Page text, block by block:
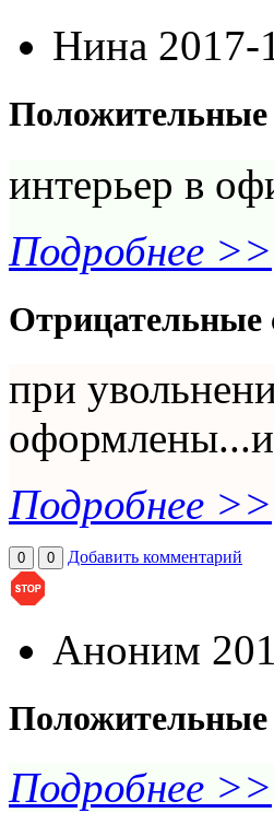
Нина
Положительные
интерьер в
Подробнее >>
Отрицательные
при
оформлены...и
Подробнее >>
0 0 Добавить комментарий
Аноним
Положительные
Подробнее >>